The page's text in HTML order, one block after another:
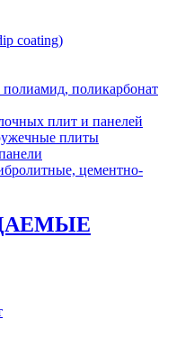
coating)
поликарбонат
плит и панелей
плиты
цементно-